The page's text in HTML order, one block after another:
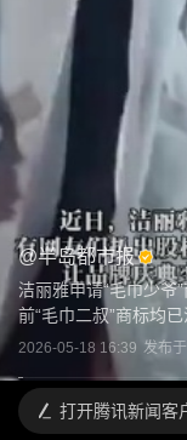
@半岛都市报
洁丽雅申请“毛巾少爷
前“毛巾二叔”商标均
2026-05-18 16:39 发布于
打开腾讯新闻客